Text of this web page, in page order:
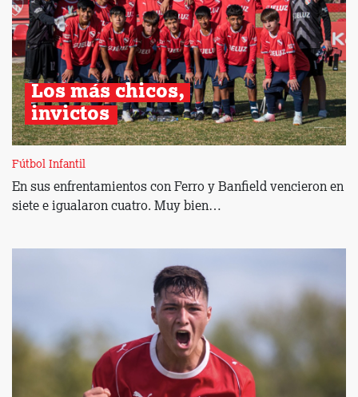
Los más chicos,
invictos
Fútbol Infantil
En sus enfrentamientos con Ferro y Banfield vencieron en
siete e igualaron cuatro. Muy bien…